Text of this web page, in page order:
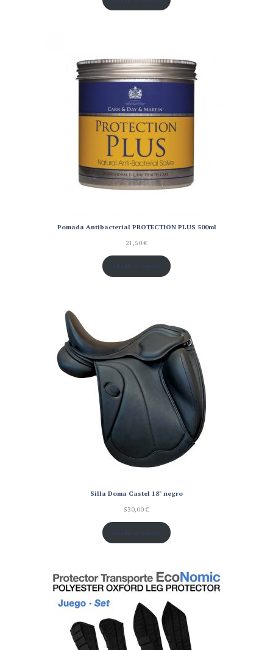
Pomada Antibacterial PROTECTION PLUS 500ml
21,50€
Añadir al carrito
Silla Doma Castel 18" negro
530,00€
Añadir al carrito